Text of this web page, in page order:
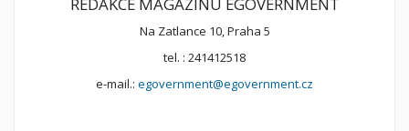
Na Zatlance 10, Praha 5
tel. : 241412518
e-mail.: egovernment@egovernment.cz